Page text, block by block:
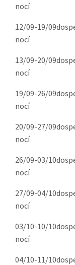
nocí
12/09-19/09
nocí
13/09-20/09
nocí
19/09-26/09
nocí
20/09-27/09
nocí
26/09-03/10
nocí
27/09-04/10
nocí
03/10-10/10
nocí
04/10-11/10